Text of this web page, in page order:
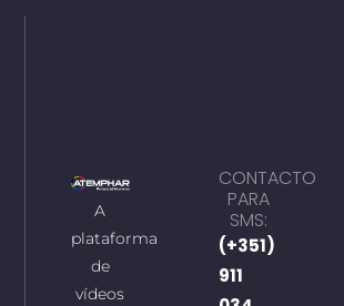
A
plataforma
de
vídeos
CONTACTO
PARA
SMS:
(+351)
911